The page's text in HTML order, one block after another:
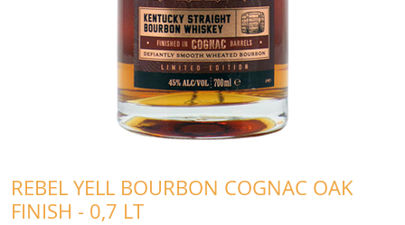
REBEL YELL BOURBON COGNAC OAK
FINISH - 0,7 LT